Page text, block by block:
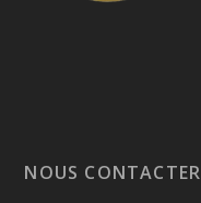
NOUS CONTACTER